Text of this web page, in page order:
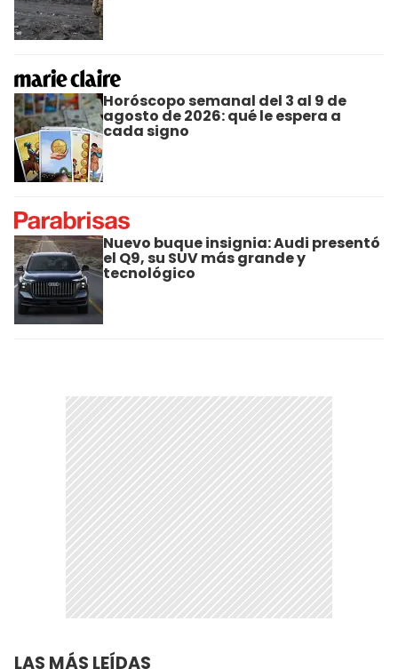
Horóscopo semanal del 3 al 9 de
agosto de 2026: qué le espera a
cada signo
Nuevo buque insignia: Audi presentó
el Q9, su SUV más grande y
tecnológico
LAS MÁS LEÍDAS